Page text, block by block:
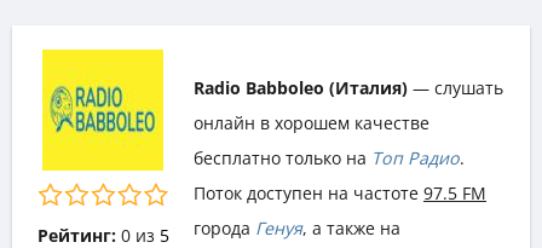
Рейтинг: 0из 5
Radio Babboleo (Италия) — слушать
онлайн в хорошем качестве
бесплатно только на Топ Радио.
Поток доступен на частоте 97.5 FM
города Генуя, а также на